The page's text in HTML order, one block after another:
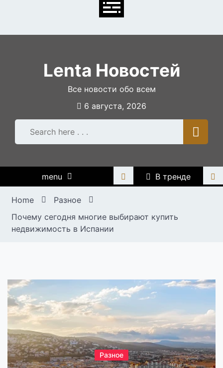
Lenta Новостей
Все новости обо всем
6 августа, 2026
menu В тренде
Home
Разное
Почему сегодня многие выбирают купить
недвижимость в Испании
Разное